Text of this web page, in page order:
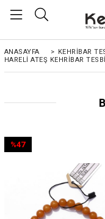
ANASAYFA > KEHRIBAR
HARELI ATEŞ KEHRIBAR
%47